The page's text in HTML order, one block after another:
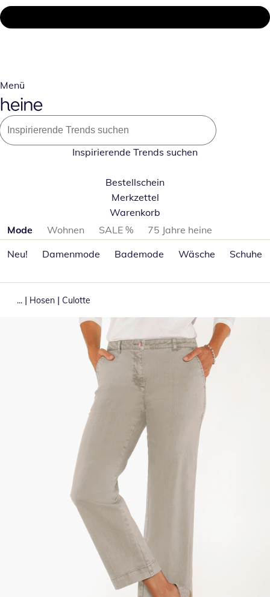
Menü
Inspirierende Trends suchen
Bestellschein
Merkzettel
Warenkorb
Produktkategorien überspringen
Mode Wohnen SALE %
75 Jahre heine
Neu!
Damenmode Bademode Wäsche Schuhe
... | Hosen | Culotte